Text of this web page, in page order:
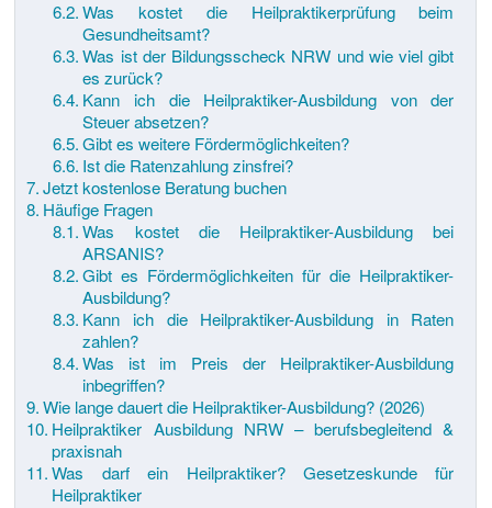
Was kostet die Heilpraktikerprüfung beim
Gesundheitsamt?
Was ist der Bildungsscheck NRW und wie viel gibt
es zurück?
Kann ich die Heilpraktiker-Ausbildung von der
Steuer absetzen?
Gibt es weitere Fördermöglichkeiten?
Ist die Ratenzahlung zinsfrei?
Jetzt kostenlose Beratung buchen
Häufige Fragen
Was kostet die Heilpraktiker-Ausbildung bei
ARSANIS?
Gibt es Fördermöglichkeiten für die Heilpraktiker-
Ausbildung?
Kann ich die Heilpraktiker-Ausbildung in Raten
zahlen?
Was ist im Preis der Heilpraktiker-Ausbildung
inbegriffen?
Wie lange dauert die Heilpraktiker-Ausbildung? (2026)
Heilpraktiker Ausbildung NRW – berufsbegleitend &
praxisnah
Was darf ein Heilpraktiker? Gesetzeskunde für
Heilpraktiker